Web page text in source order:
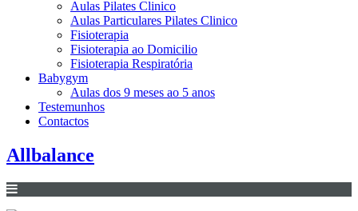
Aulas Pilates Clinico
Aulas Particulares Pilates Clinico
Fisioterapia
Fisioterapia ao Domicilio
Fisioterapia Respiratória
Babygym
Aulas dos 9 meses ao 5 anos
Testemunhos
Contactos
Allbalance